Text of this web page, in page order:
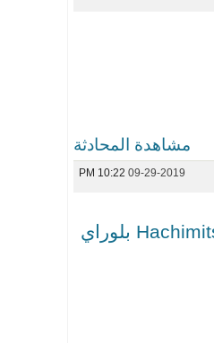
مشاهدة المحادثة
09-29-2019
10:22 PM